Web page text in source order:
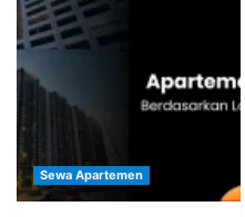
Sewa Apartemen